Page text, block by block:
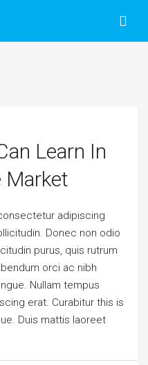
Learn In
Market
adipiscing
Donec non odio
purus, quis rutrum
orci ac nibh
Nullam tempus
erat. Curabitur this is
Duis mattis laoreet